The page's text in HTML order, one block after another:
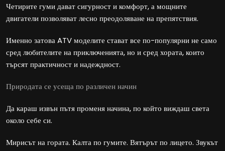
Четирите гуми дават сигурност и комфорт, а мощните
двигатели позволяват лесно преодоляване на препятствия.
Именно затова ATV моделите стават все по-популярни не само
сред любителите на приключенията, но и сред хората, които
търсят практичност и надеждност.
Природата се усеща по различен начин
Да караш извън пътя променя начина, по който виждаш света
около себе си.
Мирисът на гората. Калта по гумите. Вятърът по лицето. Звукът